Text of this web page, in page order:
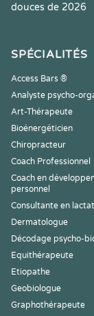
douces de 2026
SPÉCIALITÉS
Access Bars ®
Analyste psycho-
Art-Thérapeute
Bioénergéticien
Chiropracteur
Coach Professionnel
Coach en
personnel
Consultante en
Dermatologue
Décodage psycho-
Equithérapeute
Etiopathe
Geobiologue
Graphothérapeute